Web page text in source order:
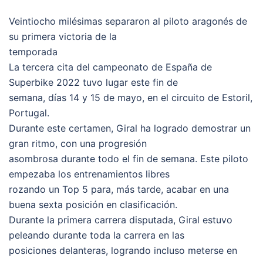
Veintiocho milésimas separaron al piloto aragonés de
su primera victoria de la
temporada
La tercera cita del campeonato de España de
Superbike 2022 tuvo lugar este fin de
semana, días 14 y 15 de mayo, en el circuito de Estoril,
Portugal.
Durante este certamen, Giral ha logrado demostrar un
gran ritmo, con una progresión
asombrosa durante todo el fin de semana. Este piloto
empezaba los entrenamientos libres
rozando un Top 5 para, más tarde, acabar en una
buena sexta posición en clasificación.
Durante la primera carrera disputada, Giral estuvo
peleando durante toda la carrera en las
posiciones delanteras, logrando incluso meterse en